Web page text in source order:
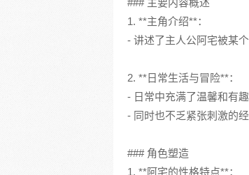
### 主要内容概述
1. **主角介绍**：
- 讲述了主人公阿宅被某
2. **日常生活与冒险**：
- 日常中充满了温馨和有
- 同时也不乏紧张刺激的
### 角色塑造
1. **阿宅的性格特点**：